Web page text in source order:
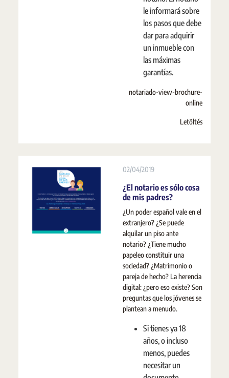
le informará sobre
los pasos que debe
dar para adquirir
un inmueble con
las máximas
garantías.
notariado-view-brochure-
online
Letöltés
02/04/2019
¿El notario es sólo cosa
de mis padres?
¿Un poder español vale en el
extranjero? ¿Se puede
alquilar un piso ante
notario? ¿Tiene mucho
papeleo constituir una
sociedad? ¿Matrimonio o
pareja de hecho? La herencia
digital: ¿pero eso existe? Son
preguntas que los jóvenes se
plantean a menudo.
Si tienes ya 18
años, o incluso
menos, puedes
necesitar un